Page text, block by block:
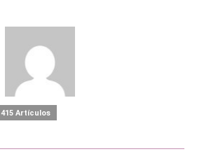
415 Artículos